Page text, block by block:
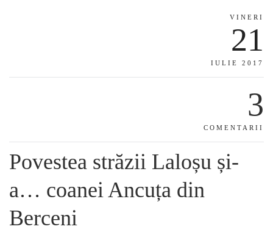
VINERI
21
IULIE 2017
3
COMENTARII
Povestea străzii Laloșu și-
a… coanei Ancuța din
Berceni